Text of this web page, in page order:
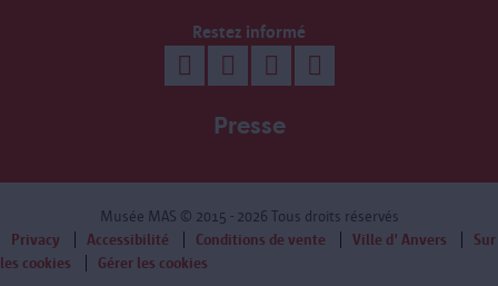
Restez informé
Presse
Musée MAS © 2015 - 2026 Tous droits réservés
Privacy
Accessibilité Conditions de vente Ville d' Anvers
Sur
les cookies
Gérer les cookies